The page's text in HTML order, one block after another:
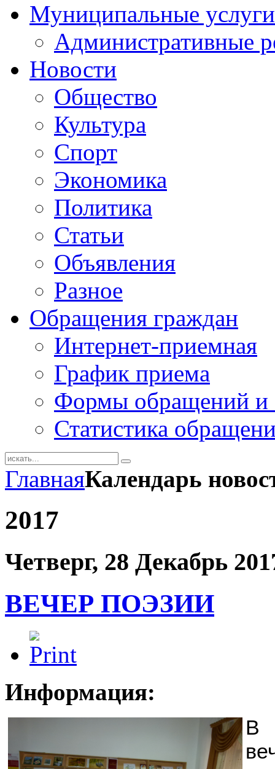
Муниципальные услуги
Административные
Новости
Общество
Культура
Спорт
Экономика
Политика
Статьи
Объявления
Разное
Обращения граждан
Интернет-приемная
График приема
Формы обращений и
Статистика
ГлавнаяКалендарь
2017
Четверг, 28 Декабрь
ВЕЧЕР ПОЭЗИИ
Информация:
В